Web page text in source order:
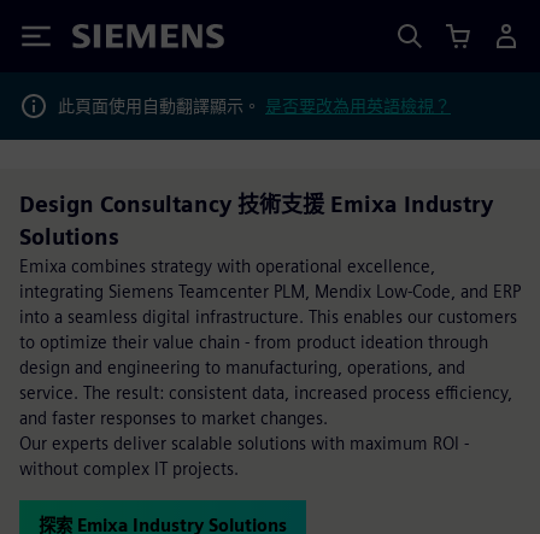
Siemens
此頁面使用自動翻譯顯示。 是否要改為用英語檢視？
Design Consultancy 技術支援 Emixa Industry
Solutions
Emixa combines strategy with operational excellence,
integrating Siemens Teamcenter PLM, Mendix Low-Code, and ERP
into a seamless digital infrastructure. This enables our customers
to optimize their value chain - from product ideation through
design and engineering to manufacturing, operations, and
service. The result: consistent data, increased process efficiency,
and faster responses to market changes.
Our experts deliver scalable solutions with maximum ROI -
without complex IT projects.
探索 Emixa Industry Solutions